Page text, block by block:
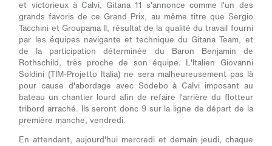
et victorieux à Calvi, Gitana 11 s'annonce comme l'un des
grands favoris de ce Grand Prix, au même titre que Sergio
Tacchini et Groupama II, résultat de la qualité du travail fourni
par les équipes navigante et technique du Gitana Team, et
de la participation déterminée du Baron Benjamin de
Rothschild, très proche de son équipe. L'Italien Giovanni
Soldini (TIM-Projetto Italia) ne sera malheureusement pas là
pour cause d'abordage avec Sodebo à Calvi imposant au
bateau un chantier lourd afin de refaire l'arrière du flotteur
tribord arraché. Ils seront donc 9 sur la ligne de départ de la
première manche, vendredi.
En attendant, aujourd'hui mercredi et demain jeudi, chaque